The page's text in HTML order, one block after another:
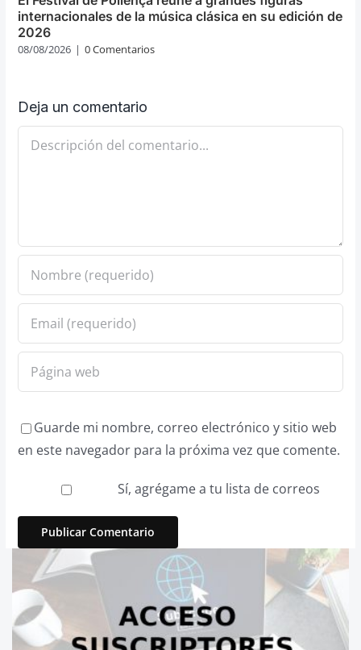
internacionales de la música clásica en su edición de
2026
08/08/2026 | 0 Comentarios
Deja un comentario
Comentario
Guarde mi nombre, correo electrónico y sitio web
en este navegador para la próxima vez que comente.
Sí, agrégame a tu lista de correos